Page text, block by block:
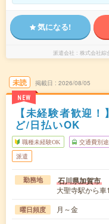
気になる!
派遣会社 株式会社綜
未読
NEW
掲載日 2026/08/05
【未経験者歓迎
ど/日払いOK
職種未経験OK 交通費別
派遣
勤務地 石川県加賀市
大聖寺駅から車
曜日頻度 月～金